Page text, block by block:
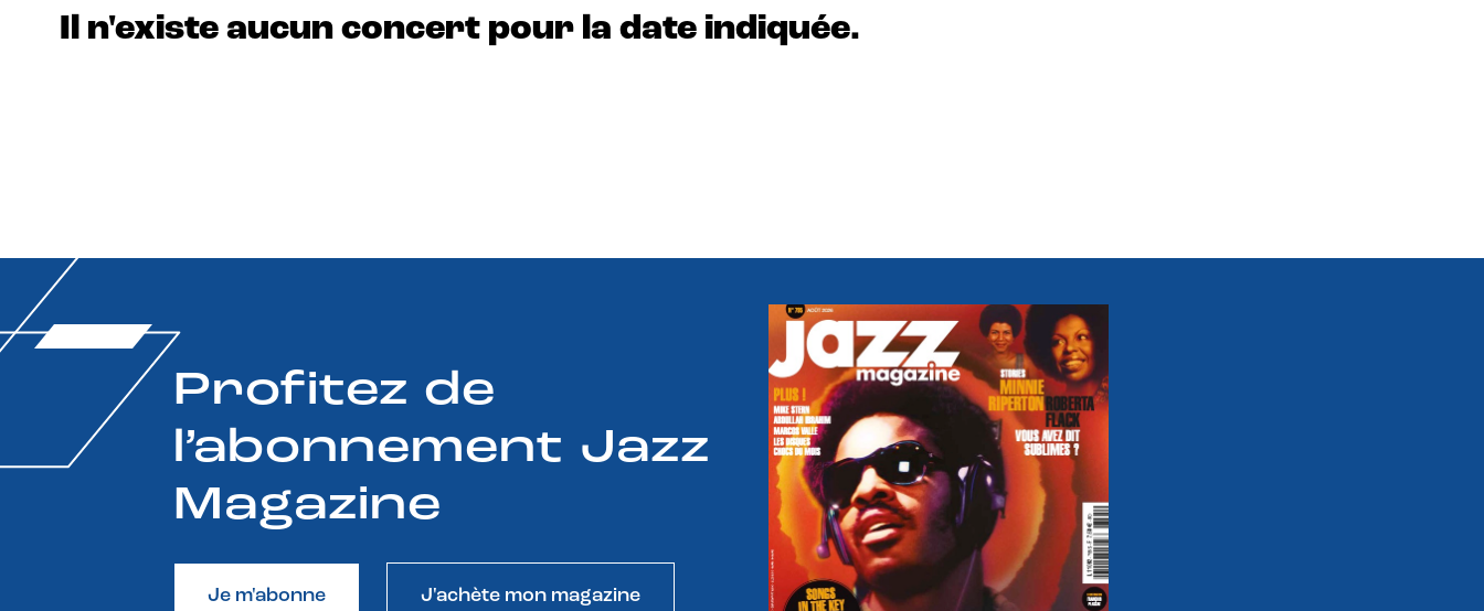
Il n'existe aucun concert pour la date indiquée.
Profitez de
l’abonnement Jazz
Magazine
Je m'abonne J'achète mon magazine